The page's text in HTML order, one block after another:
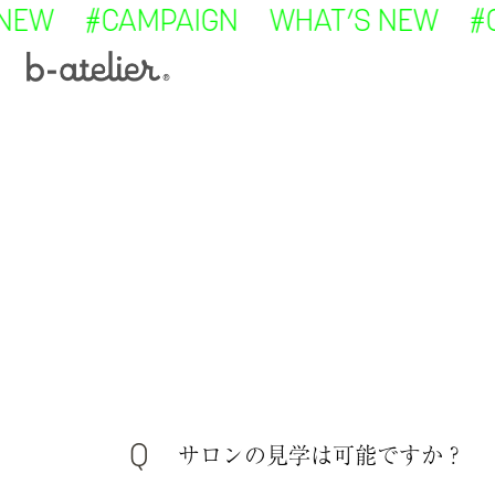
#CAMPAIGN WHAT’S NEW
本文にスキップ
サロンの見学は可能ですか？